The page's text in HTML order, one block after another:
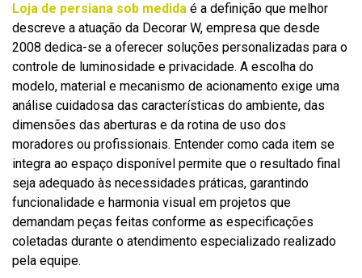
Loja de persiana sob medida é a definição que melhor
descreve a atuação da Decorar W, empresa que desde
2008 dedica-se a oferecer soluções personalizadas para o
controle de luminosidade e privacidade. A escolha do
modelo, material e mecanismo de acionamento exige uma
análise cuidadosa das características do ambiente, das
dimensões das aberturas e da rotina de uso dos
moradores ou profissionais. Entender como cada item se
integra ao espaço disponível permite que o resultado final
seja adequado às necessidades práticas, garantindo
funcionalidade e harmonia visual em projetos que
demandam peças feitas conforme as especificações
coletadas durante o atendimento especializado realizado
pela equipe.